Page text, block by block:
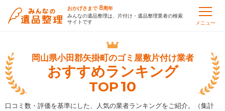
おかげさまで 8周年
みんなの遺品整理は、片付け・遺品整理業者の検索
サイトです
メニュー
岡山県小田郡矢掛町のゴミ屋敷片付け業者
おすすめランキング
TOP10
口コミ数・評価を基準にした、人気の業者ランキングをご紹介。（集計